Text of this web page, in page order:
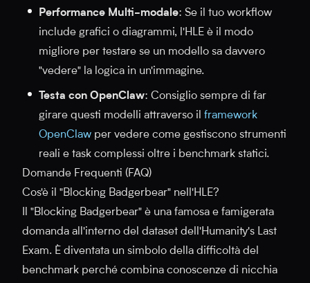
Performance Multi-modale: Se il tuo workflow
include grafici o diagrammi, l'HLE è il modo
migliore per testare se un modello sa davvero
"vedere" la logica in un'immagine.
Testa con OpenClaw: Consiglio sempre di far
girare questi modelli attraverso il framework
OpenClaw per vedere come gestiscono strumenti
reali e task complessi oltre i benchmark statici.
Domande Frequenti (FAQ)
Cos'è il "Blocking Badgerbear" nell'HLE?
Il "Blocking Badgerbear" è una famosa e famigerata
domanda all'interno del dataset dell'Humanity's Last
Exam. È diventata un simbolo della difficoltà del
benchmark perché combina conoscenze di nicchia